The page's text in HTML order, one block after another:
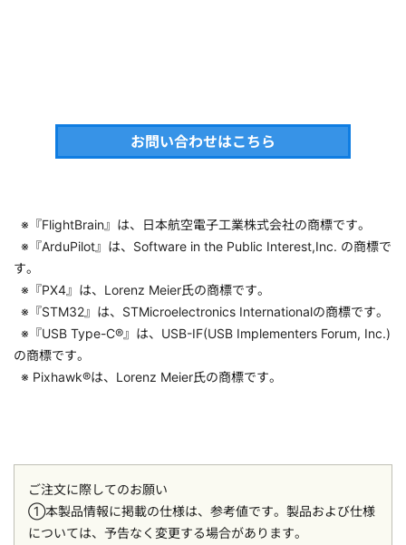
お問い合わせはこちら
※『FlightBrain』は、日本航空電子工業株式会社の商標です。
※『ArduPilot』は、Software in the Public Interest,Inc. の商標で
す。
※『PX4』は、Lorenz Meier氏の商標です。
※『STM32』は、STMicroelectronics Internationalの商標です。
※『USB Type-C®』は、USB-IF(USB Implementers Forum, Inc.)
の商標です。
※ Pixhawk®は、Lorenz Meier氏の商標です。
ご注文に際してのお願い
①本製品情報に掲載の仕様は、参考値です。製品および仕様
については、予告なく変更する場合があります。